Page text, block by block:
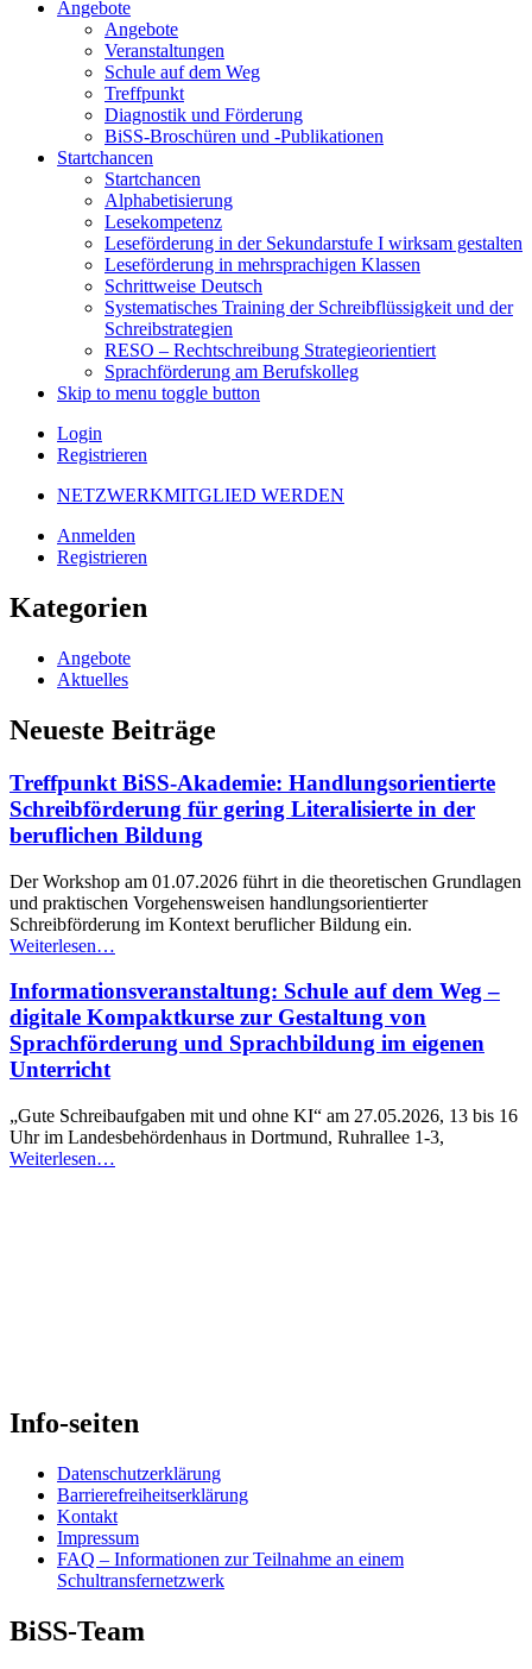
Angebote
Angebote
Veranstaltungen
Schule auf dem Weg
Treffpunkt
Diagnostik und Förderung
BiSS-Broschüren und -Publikationen
Startchancen
Startchancen
Alphabetisierung
Lesekompetenz
Leseförderung in der Sekundarstufe I wirksam gestalten
Leseförderung in mehrsprachigen Klassen
Schrittweise Deutsch
Systematisches Training der Schreibflüssigkeit und der
Schreibstrategien
RESO – Rechtschreibung Strategieorientiert
Sprachförderung am Berufskolleg
Skip to menu toggle button
Login
Registrieren
NETZWERKMITGLIED WERDEN
Anmelden
Registrieren
Kategorien
Angebote
Aktuelles
Neueste Beiträge
Treffpunkt BiSS-Akademie: Handlungsorientierte
Schreibförderung für gering Literalisierte in der
beruflichen Bildung
Der Workshop am 01.07.2026 führt in die theoretischen Grundlagen
und praktischen Vorgehensweisen handlungsorientierter
Schreibförderung im Kontext beruflicher Bildung ein.
Weiterlesen
Akademie:
Handlungsorientierte
Schreibförderung
für
gering
in
der
beruflichen
…
Informationsveranstaltung: Schule auf dem Weg –
digitale Kompaktkurse zur Gestaltung von
Sprachförderung und Sprachbildung im eigenen
Unterricht
„Gute Schreibaufgaben mit und ohne KI“ am 27.05.2026, 13 bis 16
Uhr im Landesbehördenhaus in Dortmund, Ruhrallee 1-3,
Weiterlesen
und
Sprachbildung
eigenen
Unterricht”
…
Info-seiten
Datenschutzerklärung
Barrierefreiheitserklärung
Kontakt
Impressum
FAQ – Informationen zur Teilnahme an einem
Schultransfernetzwerk
BiSS-Team